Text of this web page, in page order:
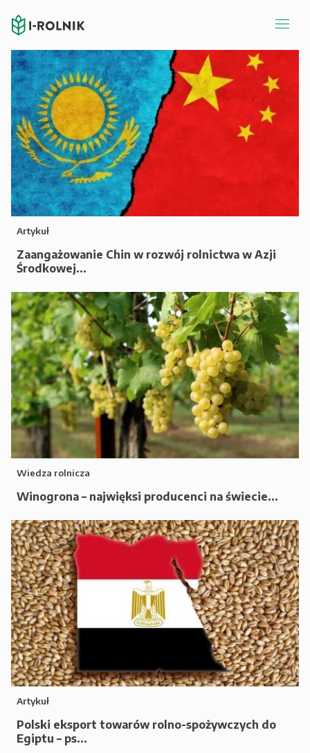
Artykuł
Zaangażowanie Chin w rozwój rolnictwa w Azji
Środkowej...
Wiedza rolnicza
Winogrona – najwięksi producenci na świecie...
Artykuł
Polski eksport towarów rolno-spożywczych do
Egiptu – ps...